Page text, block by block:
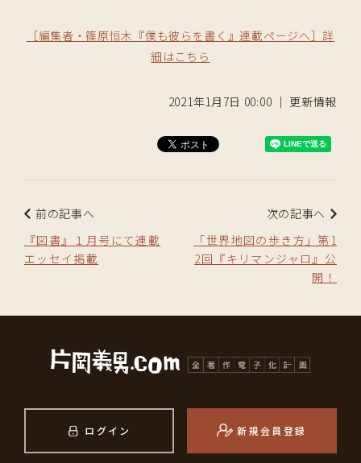
［編集者・篠原恒木『僕も彼らを書く』連載ページへ］詳
細はこちら
2021年1月7日 00:00 ｜ 更新情報
前の記事へ
『図書』１月号にて連載
エッセイ掲載
次の記事へ
「世界地図の歩き方」第1
2回『キリマンジャロ』公
開！
ログイン 新規会員登録